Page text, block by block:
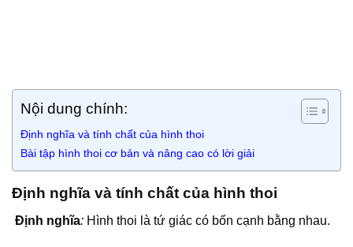
Nội dung chính:
Định nghĩa và tính chất của hình thoi
Bài tập hình thoi cơ bản và nâng cao có lời giải
Định nghĩa và tính chất của hình thoi
Định nghĩa: Hình thoi là tứ giác có bốn cạnh bằng nhau.